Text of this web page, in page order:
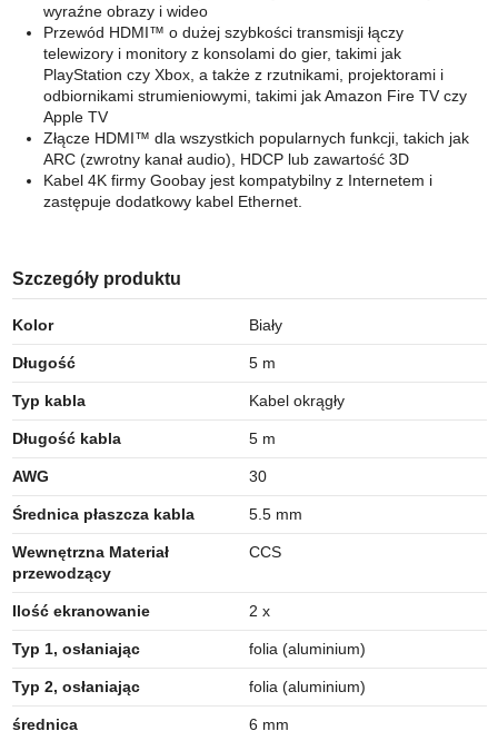
wyraźne obrazy i wideo
Przewód HDMI™ o dużej szybkości transmisji łączy
telewizory i monitory z konsolami do gier, takimi jak
PlayStation czy Xbox, a także z rzutnikami, projektorami i
odbiornikami strumieniowymi, takimi jak Amazon Fire TV czy
Apple TV
Złącze HDMI™ dla wszystkich popularnych funkcji, takich jak
ARC (zwrotny kanał audio), HDCP lub zawartość 3D
Kabel 4K firmy Goobay jest kompatybilny z Internetem i
zastępuje dodatkowy kabel Ethernet.
Szczegóły produktu
Kolor Biały
Długość 5 m
Typ kabla Kabel okrągły
Długość kabla 5 m
AWG 30
Średnica płaszcza kabla 5.5 mm
Wewnętrzna Materiał
przewodzący
CCS
Ilość ekranowanie 2 x
Typ 1, osłaniając folia (aluminium)
Typ 2, osłaniając folia (aluminium)
średnica 6 mm